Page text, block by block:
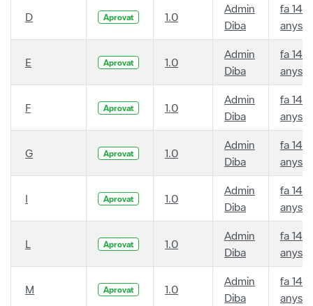
D Aprovat 1.0
Admin
Diba
fa 14
anys
E Aprovat 1.0
Admin
Diba
fa 14
anys
F Aprovat 1.0
Admin
Diba
fa 14
anys
G Aprovat 1.0
Admin
Diba
fa 14
anys
I Aprovat 1.0
Admin
Diba
fa 14
anys
L Aprovat 1.0
Admin
Diba
fa 14
anys
M Aprovat 1.0
Admin
Diba
fa 14
anys